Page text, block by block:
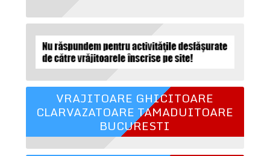
VRAJITOARE GHICITOARE
CLARVAZATOARE TAMADUITOARE
BUCURESTI